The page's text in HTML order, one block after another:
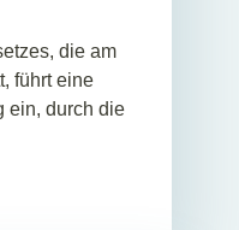
die am
führt eine
ein, durch die